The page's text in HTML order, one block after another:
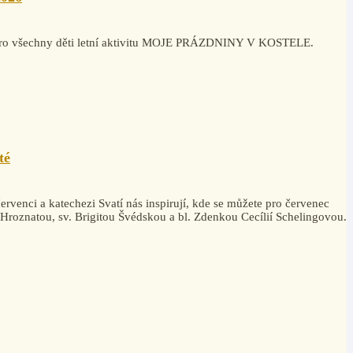
všechny děti letní aktivitu MOJE PRÁZDNINY V KOSTELE.
a katechezi Svatí nás inspirují, kde se můžete pro červenec
sv. Brigitou Švédskou a bl. Zdenkou Cecílií Schelingovou.